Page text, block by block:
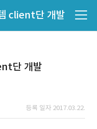
client단 개발
단 개발
등록 일자 2017.03.22.